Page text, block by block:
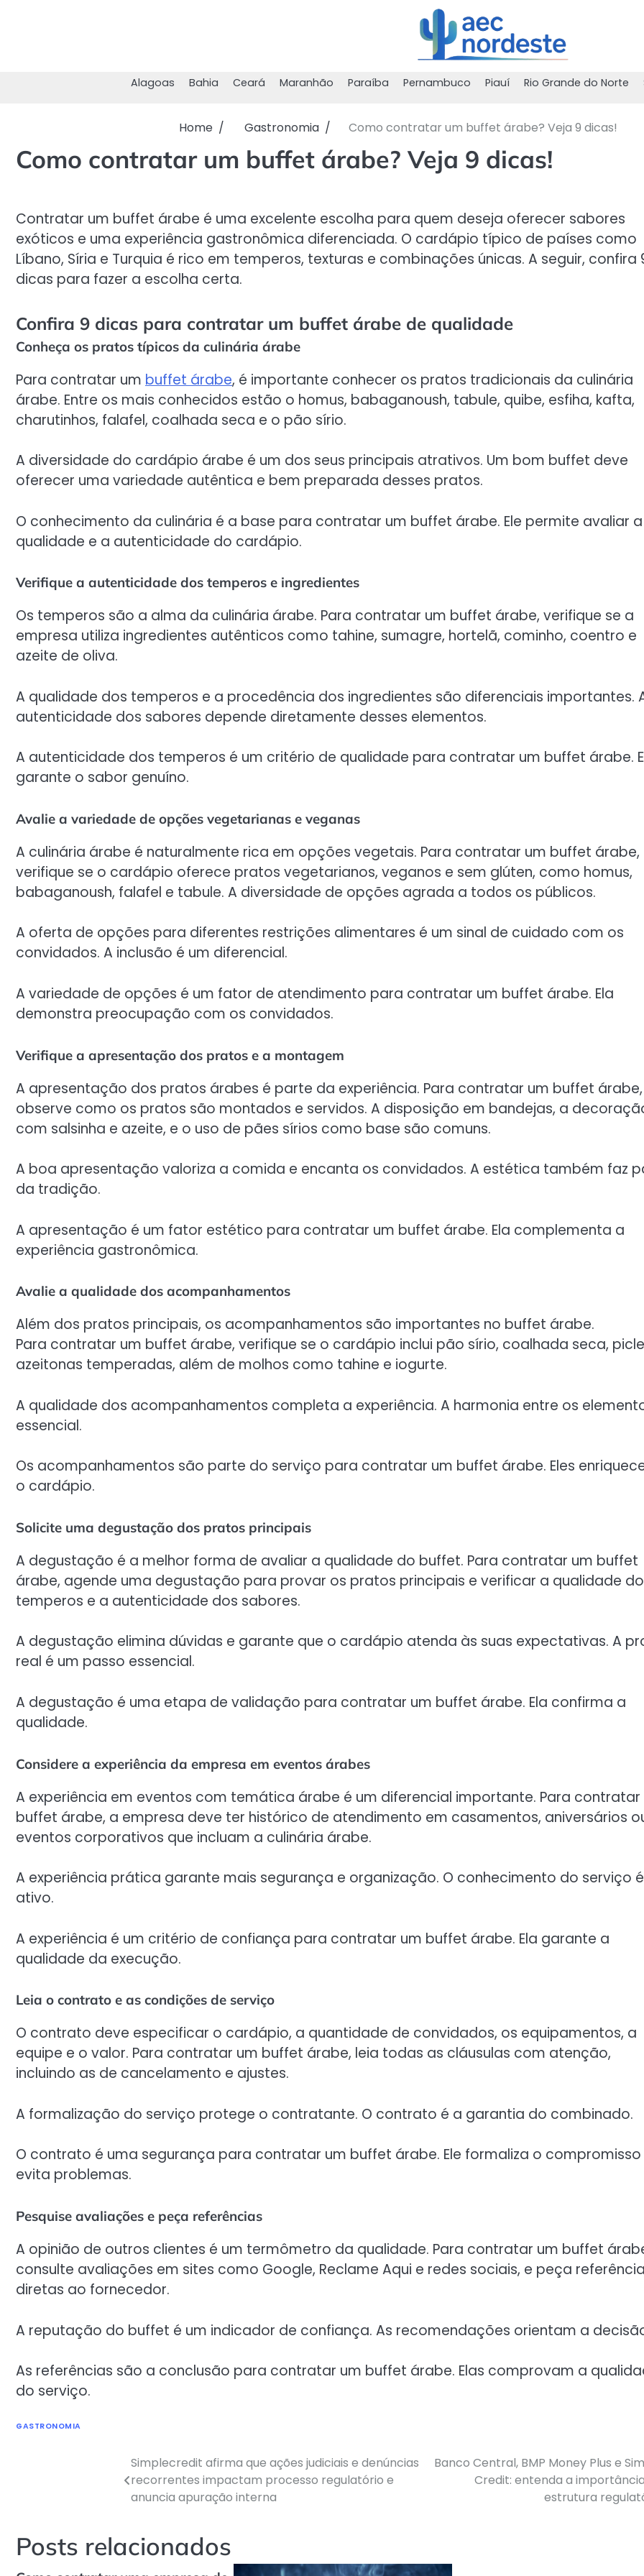
Alagoas Bahia Ceará Maranhão Paraíba Pernambuco Piauí Rio Grande do Norte
Home Gastronomia Como contratar um buffet árabe? Veja 9 dicas!
Como contratar um buffet árabe? Veja 9 dicas!
Contratar um buffet árabe é uma excelente escolha para quem deseja oferecer sabores
exóticos e uma experiência gastronômica diferenciada. O cardápio típico de países como
Líbano, Síria e Turquia é rico em temperos, texturas e combinações únicas. A seguir, confira
dicas para fazer a escolha certa.
Confira 9 dicas para contratar um buffet árabe de qualidade
Conheça os pratos típicos da culinária árabe
Para contratar um buffet árabe, é importante conhecer os pratos tradicionais da culinária
árabe. Entre os mais conhecidos estão o homus, babaganoush, tabule, quibe, esfiha, kafta,
charutinhos, falafel, coalhada seca e o pão sírio.
A diversidade do cardápio árabe é um dos seus principais atrativos. Um bom buffet deve
oferecer uma variedade autêntica e bem preparada desses pratos.
O conhecimento da culinária é a base para contratar um buffet árabe. Ele permite avaliar a
qualidade e a autenticidade do cardápio.
Verifique a autenticidade dos temperos e ingredientes
Os temperos são a alma da culinária árabe. Para contratar um buffet árabe, verifique se a
empresa utiliza ingredientes autênticos como tahine, sumagre, hortelã, cominho, coentro e
azeite de oliva.
A qualidade dos temperos e a procedência dos ingredientes são diferenciais importantes.
autenticidade dos sabores depende diretamente desses elementos.
A autenticidade dos temperos é um critério de qualidade para contratar um buffet árabe.
garante o sabor genuíno.
Avalie a variedade de opções vegetarianas e veganas
A culinária árabe é naturalmente rica em opções vegetais. Para contratar um buffet árabe,
verifique se o cardápio oferece pratos vegetarianos, veganos e sem glúten, como homus,
babaganoush, falafel e tabule. A diversidade de opções agrada a todos os públicos.
A oferta de opções para diferentes restrições alimentares é um sinal de cuidado com os
convidados. A inclusão é um diferencial.
A variedade de opções é um fator de atendimento para contratar um buffet árabe. Ela
demonstra preocupação com os convidados.
Verifique a apresentação dos pratos e a montagem
A apresentação dos pratos árabes é parte da experiência. Para contratar um buffet árabe,
observe como os pratos são montados e servidos. A disposição em bandejas, a
com salsinha e azeite, e o uso de pães sírios como base são comuns.
A boa apresentação valoriza a comida e encanta os convidados. A estética também faz
da tradição.
A apresentação é um fator estético para contratar um buffet árabe. Ela complementa a
experiência gastronômica.
Avalie a qualidade dos acompanhamentos
Além dos pratos principais, os acompanhamentos são importantes no buffet árabe.
Para contratar um buffet árabe, verifique se o cardápio inclui pão sírio, coalhada seca,
azeitonas temperadas, além de molhos como tahine e iogurte.
A qualidade dos acompanhamentos completa a experiência. A harmonia entre os
essencial.
Os acompanhamentos são parte do serviço para contratar um buffet árabe. Eles
o cardápio.
Solicite uma degustação dos pratos principais
A degustação é a melhor forma de avaliar a qualidade do buffet. Para contratar um buffet
árabe, agende uma degustação para provar os pratos principais e verificar a qualidade
temperos e a autenticidade dos sabores.
A degustação elimina dúvidas e garante que o cardápio atenda às suas expectativas. A
real é um passo essencial.
A degustação é uma etapa de validação para contratar um buffet árabe. Ela confirma a
qualidade.
Considere a experiência da empresa em eventos árabes
A experiência em eventos com temática árabe é um diferencial importante. Para contratar
buffet árabe, a empresa deve ter histórico de atendimento em casamentos, aniversários
eventos corporativos que incluam a culinária árabe.
A experiência prática garante mais segurança e organização. O conhecimento do serviço
ativo.
A experiência é um critério de confiança para contratar um buffet árabe. Ela garante a
qualidade da execução.
Leia o contrato e as condições de serviço
O contrato deve especificar o cardápio, a quantidade de convidados, os equipamentos, a
equipe e o valor. Para contratar um buffet árabe, leia todas as cláusulas com atenção,
incluindo as de cancelamento e ajustes.
A formalização do serviço protege o contratante. O contrato é a garantia do combinado.
O contrato é uma segurança para contratar um buffet árabe. Ele formaliza o compromisso
evita problemas.
Pesquise avaliações e peça referências
A opinião de outros clientes é um termômetro da qualidade. Para contratar um buffet
consulte avaliações em sites como Google, Reclame Aqui e redes sociais, e peça
diretas ao fornecedor.
A reputação do buffet é um indicador de confiança. As recomendações orientam a
As referências são a conclusão para contratar um buffet árabe. Elas comprovam a
do serviço.
GASTRONOMIA
Simplecredit afirma que ações judiciais e denúncias
recorrentes impactam processo regulatório e
anuncia apuração interna
Banco Central, BMP Money Plus e
Credit: entenda a
estrutura
Posts relacionados